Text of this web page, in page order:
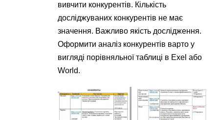
вивчити конкурентів. Кількість
досліджуваних конкурентів не має
значення. Важливо якість дослідження.
Оформити аналіз конкурентів варто у
вигляді порівняльної таблиці в Exel або
World.